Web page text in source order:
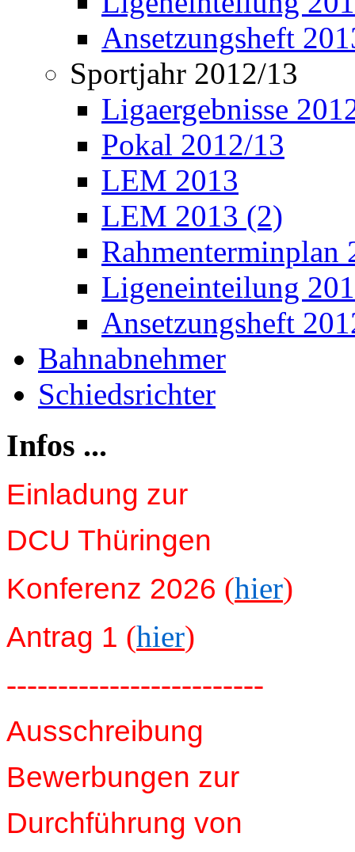
Ansetzungsheft
Sportjahr 2012/13
Ligaergebnisse
Pokal 2012/13
LEM 2013
LEM 2013 (2)
Rahmenterminplan
Ligeneinteilung
Ansetzungsheft
Bahnabnehmer
Schiedsrichter
Infos ...
Einladung zur
DCU Thüringen
Konferenz 2026 (hier)
Antrag 1 (hier)
-------------------------
Ausschreibung
Bewerbungen zur
Durchführung von